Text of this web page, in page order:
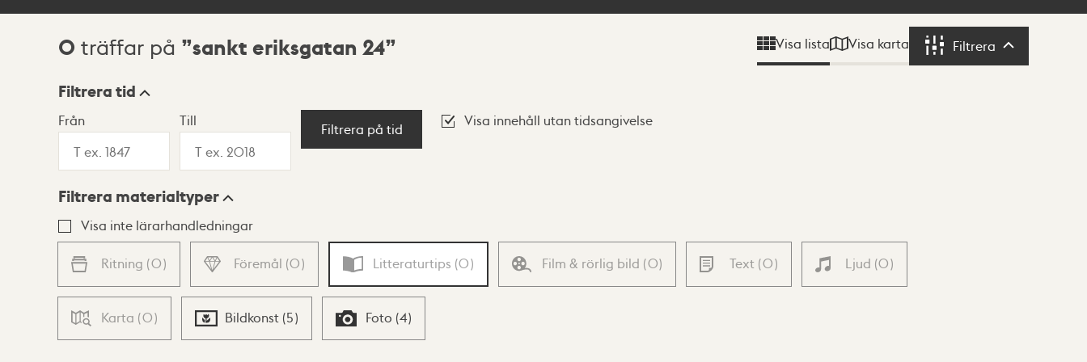
Sökresultat
0 träffar på sankt eriksgatan 24 Visa lista Visa karta Filtrera Filtrera
Visningsläge
Lista Karta
Filtrera tid
Från Till
Filtrera på tid
Visa innehåll utan tidsangivelse
Filtrera materialtyper
Visa inte lärarhandledningar
Ritning (0) Föremål (0) Litteraturtips (0) Film & rörlig bild (0) Text (0) Ljud (0)
Karta (0) Bildkonst (5) Foto (4)